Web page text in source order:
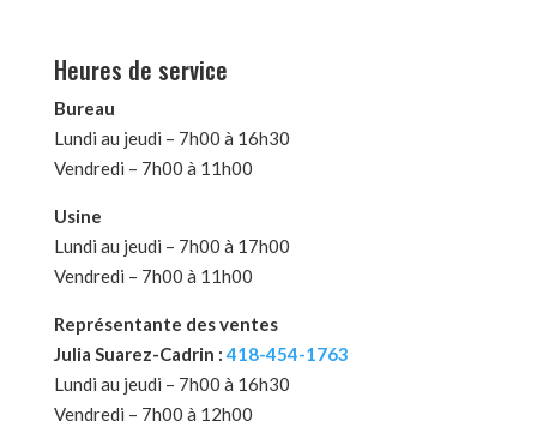
Heures de service
Bureau
Lundi au jeudi – 7h00 à 16h30
Vendredi – 7h00 à 11h00
Usine
Lundi au jeudi – 7h00 à 17h00
Vendredi – 7h00 à 11h00
Représentante des ventes
Julia Suarez-Cadrin :418-454-1763
Lundi au jeudi – 7h00 à 16h30
Vendredi – 7h00 à 12h00